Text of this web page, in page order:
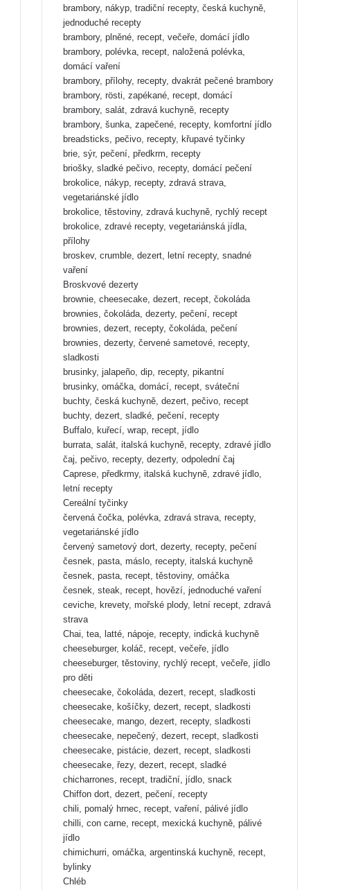
brambory, nákyp, tradiční recepty, česká kuchyně,
jednoduché recepty
brambory, plněné, recept, večeře, domácí jídlo
brambory, polévka, recept, naložená polévka,
domácí vaření
brambory, přílohy, recepty, dvakrát pečené brambory
brambory, rösti, zapékané, recept, domácí
brambory, salát, zdravá kuchyně, recepty
brambory, šunka, zapečené, recepty, komfortní jídlo
breadsticks, pečivo, recepty, křupavé tyčinky
brie, sýr, pečení, předkrm, recepty
briošky, sladké pečivo, recepty, domácí pečení
brokolice, nákyp, recepty, zdravá strava,
vegetariánské jídlo
brokolice, těstoviny, zdravá kuchyně, rychlý recept
brokolice, zdravé recepty, vegetariánská jídla,
přílohy
broskev, crumble, dezert, letní recepty, snadné
vaření
Broskvové dezerty
brownie, cheesecake, dezert, recept, čokoláda
brownies, čokoláda, dezerty, pečení, recept
brownies, dezert, recepty, čokoláda, pečení
brownies, dezerty, červené sametové, recepty,
sladkosti
brusinky, jalapeño, dip, recepty, pikantní
brusinky, omáčka, domácí, recept, sváteční
buchty, česká kuchyně, dezert, pečivo, recept
buchty, dezert, sladké, pečení, recepty
Buffalo, kuřecí, wrap, recept, jídlo
burrata, salát, italská kuchyně, recepty, zdravé jídlo
čaj, pečivo, recepty, dezerty, odpolední čaj
Caprese, předkrmy, italská kuchyně, zdravé jídlo,
letní recepty
Cereální tyčinky
červená čočka, polévka, zdravá strava, recepty,
vegetariánské jídlo
červený sametový dort, dezerty, recepty, pečení
česnek, pasta, máslo, recepty, italská kuchyně
česnek, pasta, recept, těstoviny, omáčka
česnek, steak, recept, hovězí, jednoduché vaření
ceviche, krevety, mořské plody, letní recept, zdravá
strava
Chai, tea, latté, nápoje, recepty, indická kuchyně
cheeseburger, koláč, recept, večeře, jídlo
cheeseburger, těstoviny, rychlý recept, večeře, jídlo
pro děti
cheesecake, čokoláda, dezert, recept, sladkosti
cheesecake, košíčky, dezert, recept, sladkosti
cheesecake, mango, dezert, recepty, sladkosti
cheesecake, nepečený, dezert, recept, sladkosti
cheesecake, pistácie, dezert, recept, sladkosti
cheesecake, řezy, dezert, recept, sladké
chicharrones, recept, tradiční, jídlo, snack
Chiffon dort, dezert, pečení, recepty
chili, pomalý hrnec, recept, vaření, pálivé jídlo
chilli, con carne, recept, mexická kuchyně, pálivé
jídlo
chimichurri, omáčka, argentinská kuchyně, recept,
bylinky
Chléb